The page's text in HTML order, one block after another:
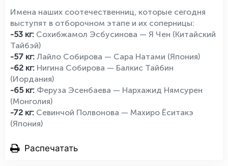
Имена наших соотечественниц, которые сегодня
выступят в отборочном этапе и их соперницы:
-53 кг: Сохибжамол Эсбусинова — Я Чен (Китайский
Тайбэй)
-57 кг: Лайло Собирова — Сара Натами (Япония)
-62 кг: Нигина Собирова — Балкис Тайбин
(Иордания)
-65 кг: Феруза Эсенбаева — Нархажид Нямсурен
(Монголия)
-72 кг: Севинчой Полвонова — Махиро Ёситакэ
(Япония)
Распечатать